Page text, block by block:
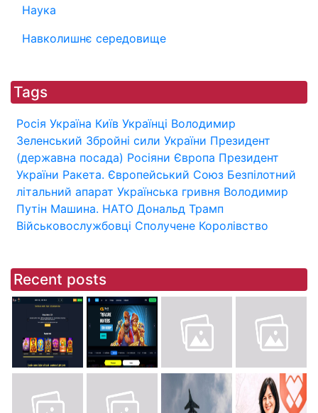
Наука
Навколишнє середовище
Tags
Росія Україна Київ Українці Володимир
Зеленський Збройні сили України Президент
(державна посада) Росіяни Європа Президент
України Ракета. Європейський Союз Безпілотний
літальний апарат Українська гривня Володимир
Путін Машина. НАТО Дональд Трамп
Військовослужбовці Сполучене Королівство
Recent posts